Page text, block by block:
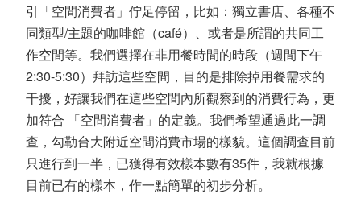
引「空間消費者」佇足停留，比如：獨立書店、各種不
同類型/主題的咖啡館（café）、或者是所謂的共同工
作空間等。我們選擇在非用餐時間的時段（週間下午
2:30-5:30）拜訪這些空間，目的是排除掉用餐需求的
干擾，好讓我們在這些空間內所觀察到的消費行為，更
加符合 「空間消費者」的定義。我們希望通過此一調
查，勾勒台大附近空間消費市場的樣貌。這個調查目前
只進行到一半，已獲得有效樣本數有35件，我就根據
目前已有的樣本，作一點簡單的初步分析。